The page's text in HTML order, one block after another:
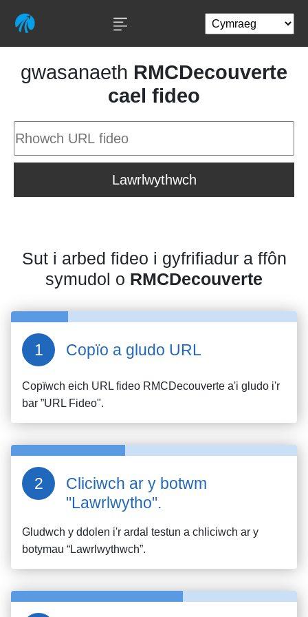
gwasanaeth RMCDecouverte
cael fideo
Lawrlwythwch
Sut i arbed fideo i gyfrifiadur a ffôn
symudol o RMCDecouverte
Copïo a gludo URL
Copïwch eich URL fideo RMCDecouverte a'i gludo i'r
bar ”URL Fideo".
Cliciwch ar y botwm
"Lawrlwytho".
Gludwch y ddolen i'r ardal testun a chliciwch ar y
botymau “Lawrlwythwch”.